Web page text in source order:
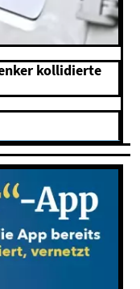
kollidierte